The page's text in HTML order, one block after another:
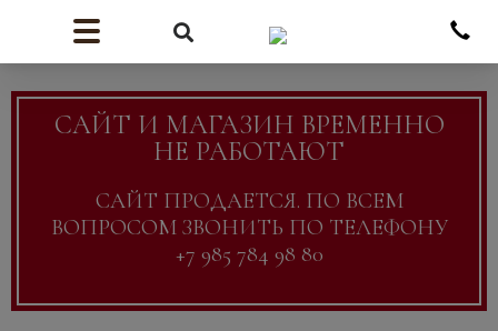
САЙТ И МАГАЗИН ВРЕМЕННО
НЕ РАБОТАЮТ
САЙТ ПРОДАЕТСЯ. ПО ВСЕМ
ВОПРОСОМ ЗВОНИТЬ ПО ТЕЛЕФОНУ
+7 985 784 98 80